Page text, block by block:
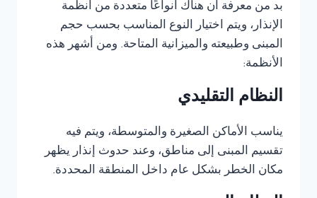
بد من معرفة أن هناك أنواعًا متعددة من أنظمة
الإنذار، ويتم اختيار النوع المناسب بحسب حجم
المبنى وطبيعته والميزانية المتاحة. ومن أشهر هذه
الأنظمة:
النظام التقليدي
يناسب الأماكن الصغيرة والمتوسطة، ويتم فيه
تقسيم المبنى إلى مناطق، وعند حدوث إنذار يظهر
مكان الخطر بشكل عام داخل المنطقة المحددة.